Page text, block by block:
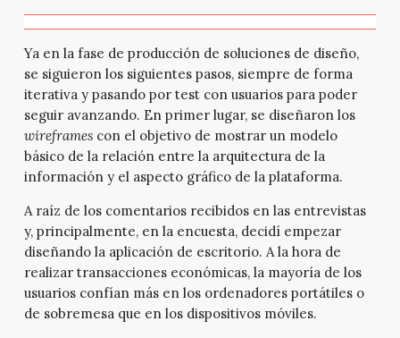
Ya en la fase de producción de soluciones de diseño,
se siguieron los siguientes pasos, siempre de forma
iterativa y pasando por test con usuarios para poder
seguir avanzando. En primer lugar, se diseñaron los
wireframescon el objetivo de mostrar un modelo
básico de la relación entre la arquitectura de la
información y el aspecto gráfico de la plataforma.
A raíz de los comentarios recibidos en las entrevistas
y, principalmente, en la encuesta, decidí empezar
diseñando la aplicación de escritorio. A la hora de
realizar transacciones económicas, la mayoría de los
usuarios confían más en los ordenadores portátiles o
de sobremesa que en los dispositivos móviles.